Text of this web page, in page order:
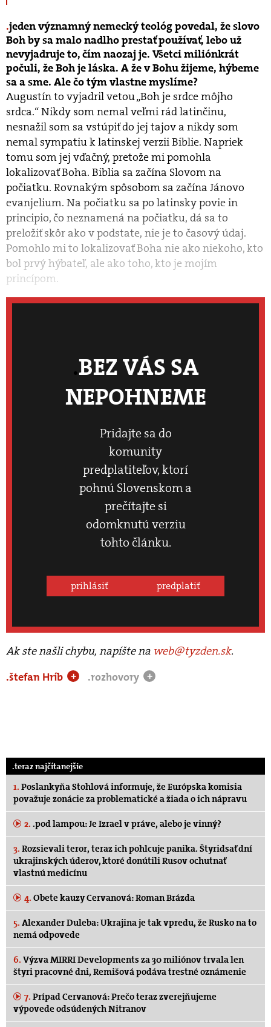
jeden významný nemecký teológ povedal, že slovo
Boh by sa malo nadlho prestať používať, lebo už
nevyjadruje to, čím naozaj je. Všetci miliónkrát
počuli, že Boh je láska. A že v Bohu žijeme, hýbeme
sa a sme. Ale čo tým vlastne myslíme?
Augustín to vyjadril vetou „Boh je srdce môjho
srdca.“ Nikdy som nemal veľmi rád latinčinu,
nesnažil som sa vstúpiť do jej tajov a nikdy som
nemal sympatiu k latinskej verzii Biblie. Napriek
tomu som jej vďačný, pretože mi pomohla
lokalizovať Boha. Biblia sa začína Slovom na
počiatku. Rovnakým spôsobom sa začína Jánovo
evanjelium. Na počiatku sa po latinsky povie in
principio, čo neznamená na počiatku, dá sa to
preložiť skôr ako v podstate, nie je to časový údaj.
Pomohlo mi to lokalizovať Boha nie ako niekoho, kto
bol prvý hýbateľ, ale ako toho, kto je mojím
princípom.
BEZ VÁS SA
NEPOHNEME
Pridajte sa do
komunity
predplatiteľov, ktorí
pohnú Slovenskom a
prečítajte si
odomknutú verziu
tohto článku.
prihlásiť predplatiť
Ak ste našli chybu, napíšte na web@tyzden.sk.
.štefan Hríb
+ .rozhovory +
.teraz najčítanejšie
1. Poslankyňa Stohlová informuje, že Európska komisia
považuje zonácie za problematické a žiada o ich nápravu
2. .pod lampou: Je Izrael v práve, alebo je vinný?
3. Rozsievali teror, teraz ich pohlcuje panika. Štyridsať dní
ukrajinských úderov, ktoré donútili Rusov ochutnať
vlastnú medicínu
4. Obete kauzy Cervanová: Roman Brázda
5. Alexander Duleba: Ukrajina je tak vpredu, že Rusko na to
nemá odpovede
6. Výzva MIRRI Developments za 30 miliónov trvala len
štyri pracovné dni, Remišová podáva trestné oznámenie
7. Prípad Cervanová: Prečo teraz zverejňujeme
výpovede odsúdených Nitranov